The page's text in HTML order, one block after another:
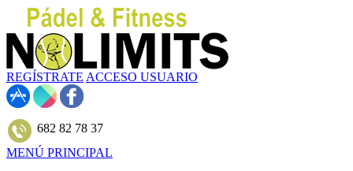
REGÍSTRATE ACCESO USUARIO
682 82 78 37
MENÚ PRINCIPAL